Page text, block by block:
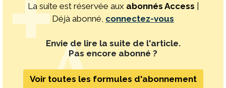
La suite est réservée aux abonnés Access |
Déjà abonné, connectez-vous
Envie de lire la suite de l'article.
Pas encore abonné ?
Voir toutes les formules d'abonnement